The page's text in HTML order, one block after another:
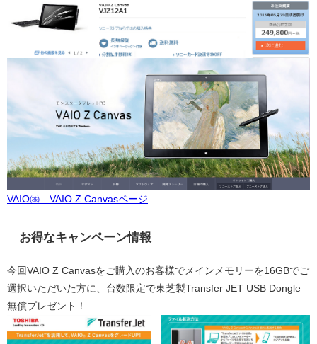
VAIO㈱ VAIO Z Canvasページ
お得なキャンペーン情報
今回VAIO Z Canvasをご購入のお客様でメインメモリーを16GBでご
選択いただいた方に、台数限定で東芝製Transfer JET USB Dongle
無償プレゼント！